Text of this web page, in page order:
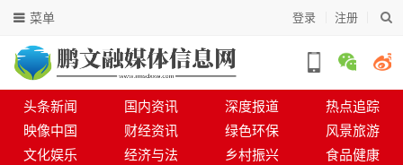
登录 注册
菜单
头条新闻 国内资讯 深度报道
热点追踪
映像中国
财经资讯 绿色环保
风景旅游
文化娱乐
经济与法 乡村振兴 食品健康